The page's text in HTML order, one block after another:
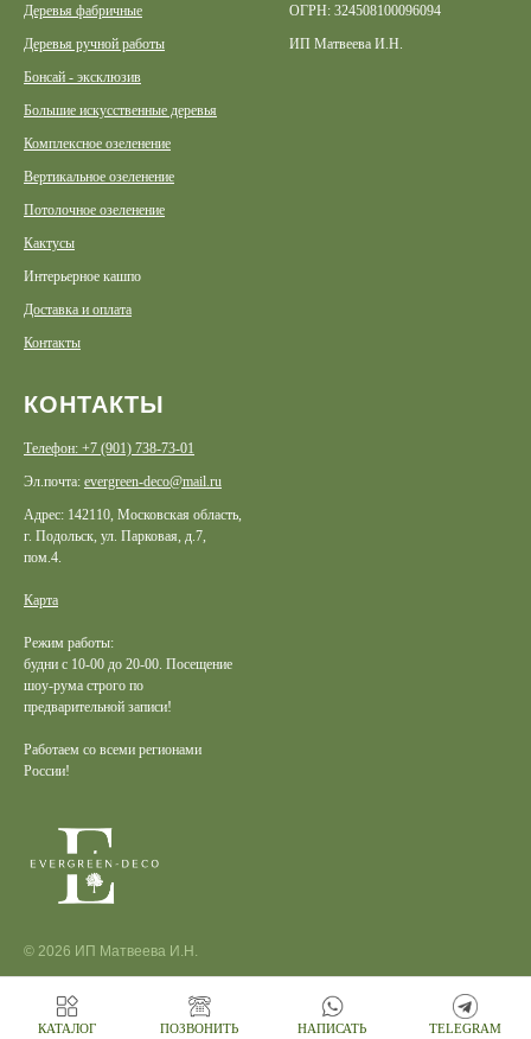
Деревья фабричные
Деревья ручной работы
Бонсай - эксклюзив
Большие искусственные деревья
Комплексное озеленение
Вертикальное озеленение
Потолочное озеленение
Кактусы
Интерьерное кашпо
Доставка и оплата
Контакты
ОГРН: 324508100096094
ИП Матвеева И.Н.
КОНТАКТЫ
Телефон: +7 (901) 738-73-01
Эл.почта: evergreen-deco@mail.ru
Адрес: 142110, Московская область,
г. Подольск, ул. Парковая, д.7,
пом.4.
Карта
Режим работы:
будни с 10-00 до 20-00. Посещение
шоу-рума строго по
предварительной записи!
Работаем со всеми регионами
России!
© 2026 ИП Матвеева И.Н.
КАТАЛОГ ПОЗВОНИТЬ НАПИСАТЬ TELEGRAM